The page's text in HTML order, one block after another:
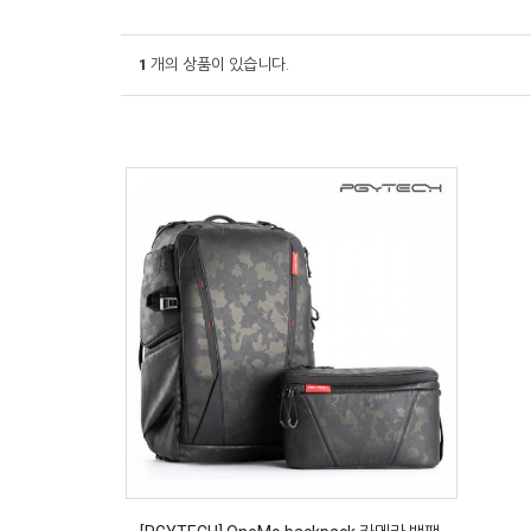
1 개의 상품이 있습니다.